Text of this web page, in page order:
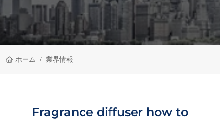
ホーム 業界情報
Fragrance diffuser how to